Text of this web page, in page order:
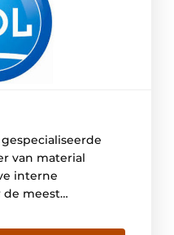
gespecialiseerde
van material
interne
de meest
en praktische